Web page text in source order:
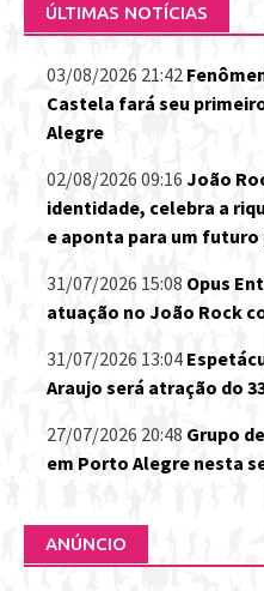
ÚLTIMAS NOTÍCIAS
03/08/2026 21:42
Castela fará seu
Alegre
02/08/2026 09:16 João
identidade, celebra a
e aponta para um
31/07/2026 15:08 Opus
atuação no João Rock
31/07/2026 13:04
Araujo será atração do
27/07/2026 20:48 Grupo
em Porto Alegre nesta
ANÚNCIO